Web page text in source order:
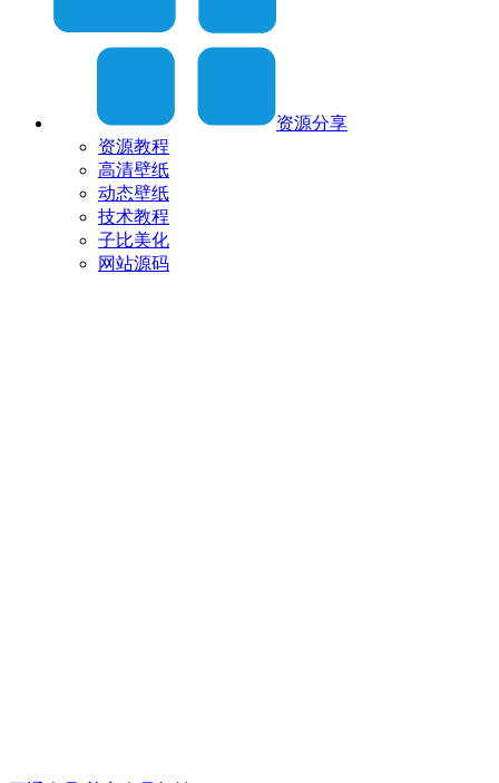
资源分享
资源教程
高清壁纸
动态壁纸
技术教程
子比美化
网站源码